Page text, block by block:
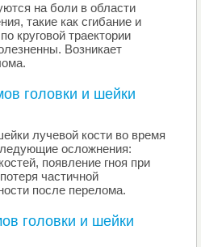
на боли в области
такие как сгибание и
круговой траектории
Возникает
головки и шейки
лучевой кости во время
осложнения:
появление гноя при
частичной
после перелома.
головки и шейки